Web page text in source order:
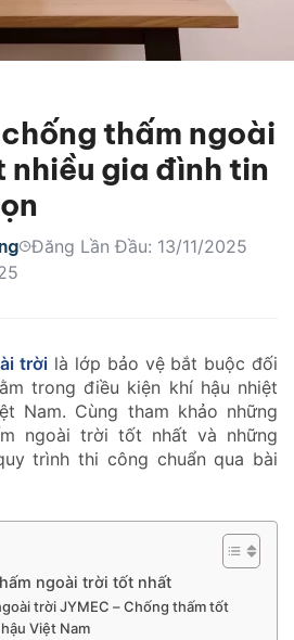
thấm ngoài
gia đình tin
Đăng Lần Đầu: 13/11/2025
trời là lớp bảo vệ bắt buộc đối
trong điều kiện khí hậu nhiệt
Nam. Cùng tham khảo những
ngoài trời tốt nhất và những
trình thi công chuẩn qua bài
ngoài trời tốt nhất
trời JYMEC – Chống thấm tốt
Việt Nam